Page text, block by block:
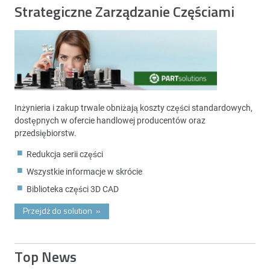
Strategiczne Zarządzanie Częściami
Inżynieria i zakup trwale obniżają koszty części standardowych,
dostępnych w ofercie handlowej producentów oraz
przedsiębiorstw.
Redukcja serii części
Wszystkie informacje w skrócie
Biblioteka części 3D CAD
Przejdż do solution »
Top News